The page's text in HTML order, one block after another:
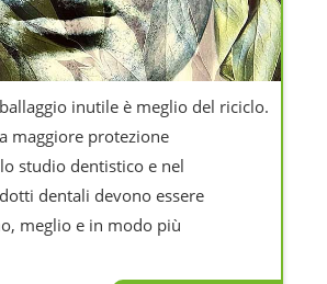
inutile è meglio del riciclo.
maggiore protezione
studio dentistico e nel
dentali devono essere
meglio e in modo più